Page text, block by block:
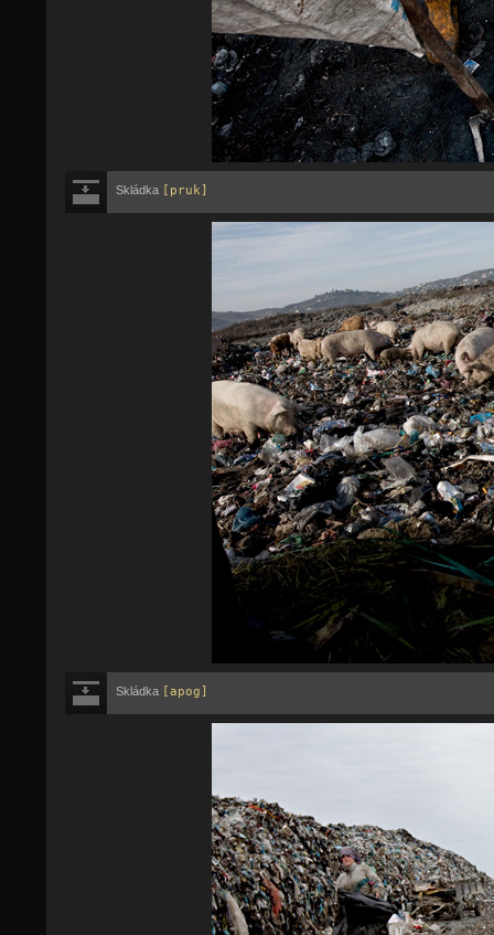
Skládka [pruk]
Skládka [apog]